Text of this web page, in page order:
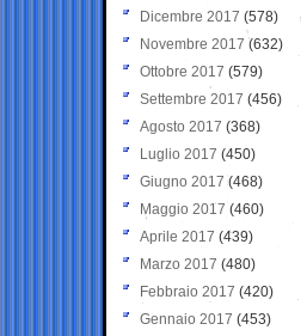
Dicembre 2017 (578)
Novembre 2017 (632)
Ottobre 2017 (579)
Settembre 2017 (456)
Agosto 2017 (368)
Luglio 2017 (450)
Giugno 2017 (468)
Maggio 2017 (460)
Aprile 2017 (439)
Marzo 2017 (480)
Febbraio 2017 (420)
Gennaio 2017 (453)